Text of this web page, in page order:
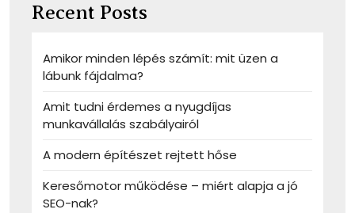
Recent Posts
Amikor minden lépés számít: mit üzen a
lábunk fájdalma?
Amit tudni érdemes a nyugdíjas
munkavállalás szabályairól
A modern építészet rejtett hőse
Keresőmotor működése – miért alapja a jó
SEO-nak?